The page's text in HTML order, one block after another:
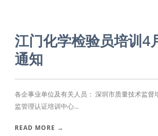
江门化学检验员培训4
通知
各企事业单位及有关人员： 深圳市质量技术监督
监管理认证培训中心...
READ MORE →